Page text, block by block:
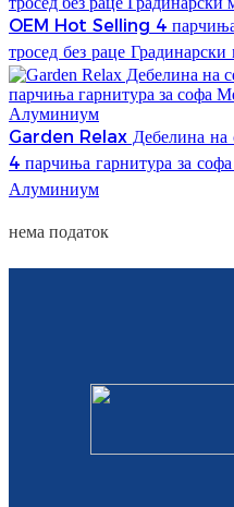
OEM Hot Selling 4
тросед без раце Градинарски
Garden Relax Дебелина на
4 парчиња гарнитура за
Алуминиум
нема податок